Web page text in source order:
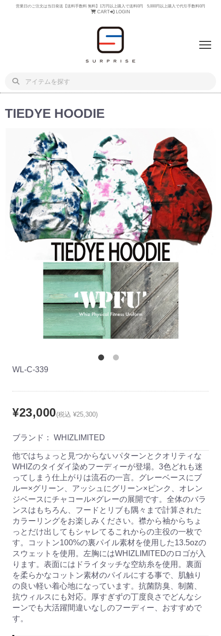
営業日のご注文は当日発送【送料手数料 無料】1万円以上購入で送料0円 5,000円以上購入で代引手数料0円
CART LOGIN
TIEDYE HOODIE
WL-C-339
¥23,000(税込 ¥25,300)
ブランド： WHIZLIMITED
他ではちょっと見つからないパターンとクオリティな
WHIZのタイダイ染めフーディーが登場。3色どれも迷
ってしまう仕上がりは流石の一言。グレーベースにブ
ルー×グリーン、アッシュにグリーン×ピンク、オレン
ジベースにチャコール×グレーの展開です。全体のバラ
ンスはもちろん、フードとリブも隅々まで計算された
カラーリングをお楽しみください。襟から袖からちょ
っとだけ出してもシャレてるこれからの主役の一枚で
す。コットン100%の裏パイル素材を使用した13.5ozの
スウェットを使用。左胸にはWHIZLIMITEDのロゴが入
ります。表面にはドライタッチな空紡糸を使用。裏面
を柔らかなコットン素材のパイルにする事で、肌触り
の良い軽い着心地になっています。抗菌防臭、制菌、
抗ウィルスにも対応。厚すぎずの丁度良さでどんなシ
ーンでも大活躍間違いなしのフーディー、おすすめで
す。